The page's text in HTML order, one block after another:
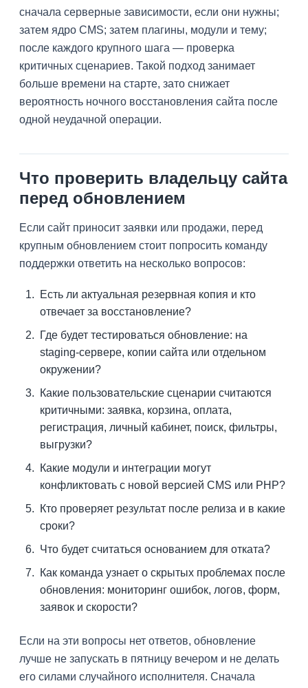
сначала серверные зависимости, если они нужны;
затем ядро CMS; затем плагины, модули и тему;
после каждого крупного шага — проверка
критичных сценариев. Такой подход занимает
больше времени на старте, зато снижает
вероятность ночного восстановления сайта после
одной неудачной операции.
Что проверить владельцу сайта
перед обновлением
Если сайт приносит заявки или продажи, перед
крупным обновлением стоит попросить команду
поддержки ответить на несколько вопросов:
Есть ли актуальная резервная копия и кто
отвечает за восстановление?
Где будет тестироваться обновление: на
staging-сервере, копии сайта или отдельном
окружении?
Какие пользовательские сценарии считаются
критичными: заявка, корзина, оплата,
регистрация, личный кабинет, поиск, фильтры,
выгрузки?
Какие модули и интеграции могут
конфликтовать с новой версией CMS или PHP?
Кто проверяет результат после релиза и в какие
сроки?
Что будет считаться основанием для отката?
Как команда узнает о скрытых проблемах после
обновления: мониторинг ошибок, логов, форм,
заявок и скорости?
Если на эти вопросы нет ответов, обновление
лучше не запускать в пятницу вечером и не делать
его силами случайного исполнителя. Сначала